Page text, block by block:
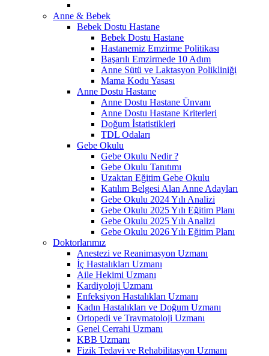
Anne & Bebek
Bebek Dostu Hastane
Bebek Dostu Hastane
Hastanemiz Emzirme Politikası
Başarılı Emzirmede 10 Adım
Anne Sütü ve Laktasyon Polikliniği
Mama Kodu Yasası
Anne Dostu Hastane
Anne Dostu Hastane Ünvanı
Anne Dostu Hastane Kriterleri
Doğum İstatistikleri
TDL Odaları
Gebe Okulu
Gebe Okulu Nedir ?
Gebe Okulu Tanıtımı
Uzaktan Eğitim Gebe Okulu
Katılım Belgesi Alan Anne Adayları
Gebe Okulu 2024 Yılı Analizi
Gebe Okulu 2025 Yılı Eğitim Planı
Gebe Okulu 2025 Yılı Analizi
Gebe Okulu 2026 Yılı Eğitim Planı
Doktorlarımız
Anestezi ve Reanimasyon Uzmanı
İç Hastalıkları Uzmanı
Aile Hekimi Uzmanı
Kardiyoloji Uzmanı
Enfeksiyon Hastalıkları Uzmanı
Kadın Hastalıkları ve Doğum Uzmanı
Ortopedi ve Travmatoloji Uzmanı
Genel Cerrahi Uzmanı
KBB Uzmanı
Fizik Tedavi ve Rehabilitasyon Uzmanı